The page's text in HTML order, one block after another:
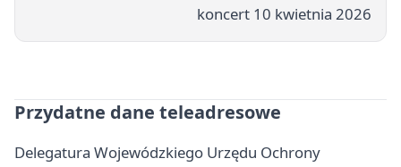
koncert 10 kwietnia 2026
Przydatne dane teleadresowe
Delegatura Wojewódzkiego Urzędu Ochrony